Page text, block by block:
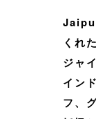
くれ
ジャ
イン
フ、